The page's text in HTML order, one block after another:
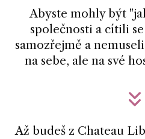
Abyste mohly být
společnosti a cítili
samozřejmě a
na sebe, ale na své
Až budeš z Chateau